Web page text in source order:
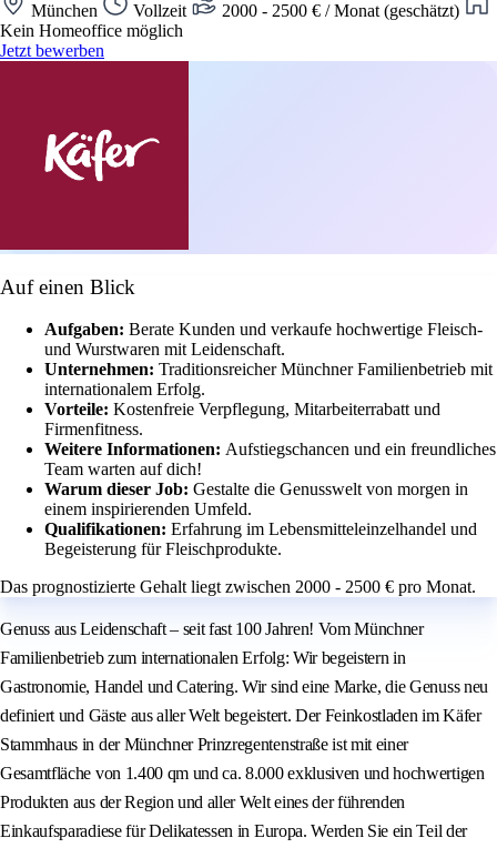
München Vollzeit
2000 - 2500 € / Monat (geschätzt)
Kein Homeoffice möglich
Jetzt bewerben
Auf einen Blick
Aufgaben: Berate Kunden und verkaufe hochwertige Fleisch-
und Wurstwaren mit Leidenschaft.
Unternehmen: Traditionsreicher Münchner Familienbetrieb mit
internationalem Erfolg.
Vorteile: Kostenfreie Verpflegung, Mitarbeiterrabatt und
Firmenfitness.
Weitere Informationen: Aufstiegschancen und ein freundliches
Team warten auf dich!
Warum dieser Job: Gestalte die Genusswelt von morgen in
einem inspirierenden Umfeld.
Qualifikationen: Erfahrung im Lebensmitteleinzelhandel und
Begeisterung für Fleischprodukte.
Das prognostizierte Gehalt liegt zwischen 2000 - 2500 € pro Monat.
Genuss aus Leidenschaft – seit fast 100 Jahren! Vom Münchner
Familienbetrieb zum internationalen Erfolg: Wir begeistern in
Gastronomie, Handel und Catering. Wir sind eine Marke, die Genuss neu
definiert und Gäste aus aller Welt begeistert. Der Feinkostladen im Käfer
Stammhaus in der Münchner Prinzregentenstraße ist mit einer
Gesamtfläche von 1.400 qm und ca. 8.000 exklusiven und hochwertigen
Produkten aus der Region und aller Welt eines der führenden
Einkaufsparadiese für Delikatessen in Europa. Werden Sie ein Teil der